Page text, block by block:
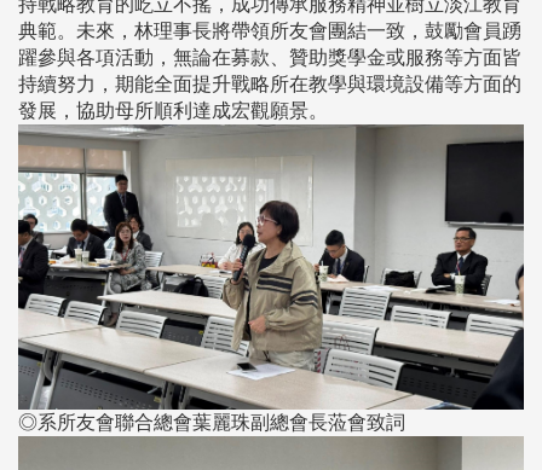
持戰略教育的屹立不搖，成功傳承服務精神並樹立淡江教育
典範。未來，林理事長將帶領所友會團結一致，鼓勵會員踴
躍參與各項活動，無論在募款、贊助獎學金或服務等方面皆
持續努力，期能全面提升戰略所在教學與環境設備等方面的
發展，協助母所順利達成宏觀願景。
◎系所友會聯合總會葉麗珠副總會長蒞會致詞